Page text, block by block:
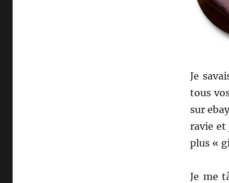
Je
tous
sur
ravie et
plus «
Je me